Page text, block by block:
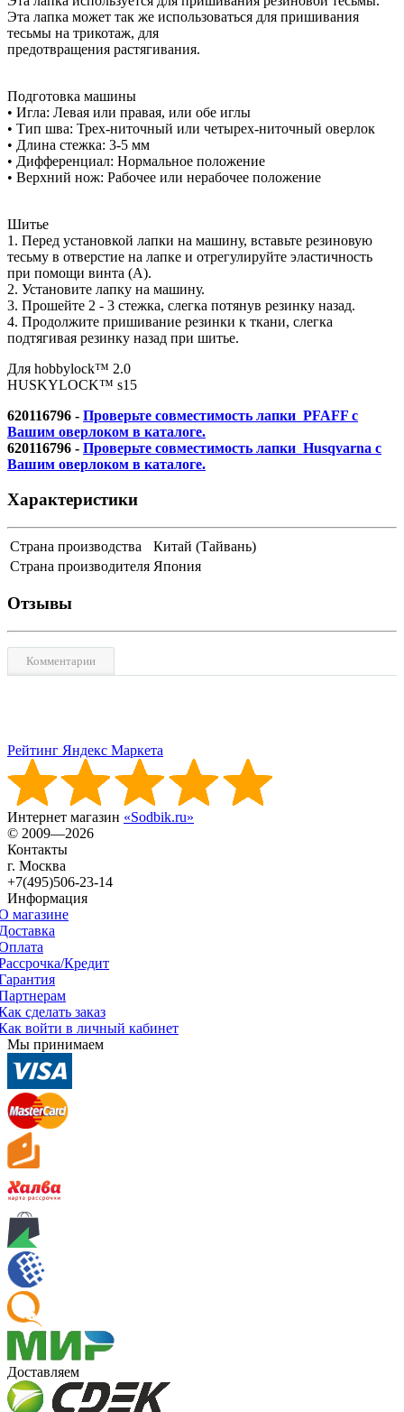
Эта лапка может так же использоваться для пришивания
тесьмы на трикотаж, для
предотвращения растягивания.
Подготовка машины
• Игла: Левая или правая, или обе иглы
• Тип шва: Трех-ниточный или четырех-ниточный оверлок
• Длина стежка: 3-5 мм
• Дифференциал: Нормальное положение
• Верхний нож: Рабочее или нерабочее положение
Шитье
1. Перед установкой лапки на машину, вставьте резиновую
тесьму в отверстие на лапке и отрегулируйте эластичность
при помощи винта (A).
2. Установите лапку на машину.
3. Прошейте 2 - 3 стежка, слегка потянув резинку назад.
4. Продолжите пришивание резинки к ткани, слегка
подтягивая резинку назад при шитье.
Для hobbylock™ 2.0
HUSKYLOCK™ s15
620116796 - Проверьте совместимость лапки PFAFF с
Вашим оверлоком в каталоге.
620116796 - Проверьте совместимость лапки Husqvarna с
Вашим оверлоком в каталоге.
Характеристики
Страна производства
Китай (Тайвань)
Страна производителя Япония
Отзывы
Комментарии
Рейтинг Яндекс Маркета
Интернет магазин «Sodbik.ru»
© 2009—2026
Контакты
г. Москва
+7(495)506-23-14
Информация
магазине
Кредит
сделать заказ
войти в личный кабинет
Мы принимаем
Доставляем